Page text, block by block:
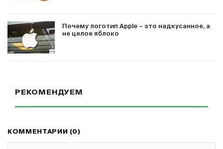
Почему логотип Apple – это надкусанное, а
не целое яблоко
РЕКОМЕНДУЕМ
КОММЕНТАРИИ (0)